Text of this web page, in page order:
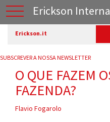
Erickson
Erickson.it
SUBSCREVER A NOSSA NEWSLETTER
O QUE FAZEM
FAZENDA?
Flavio Fogarolo